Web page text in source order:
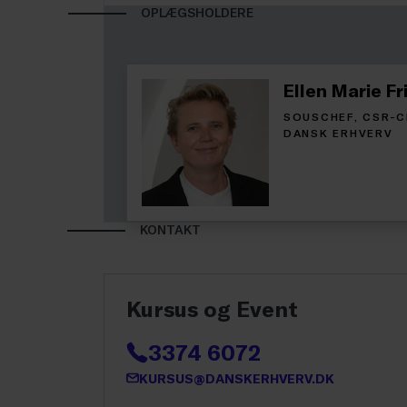
OPLÆGSHOLDERE
Ellen Marie
SOUSCHEF, CSR-
DANSK ERHVERV
KONTAKT
Kursus og Event
3374 6072
KURSUS@DANSKERHVERV.DK